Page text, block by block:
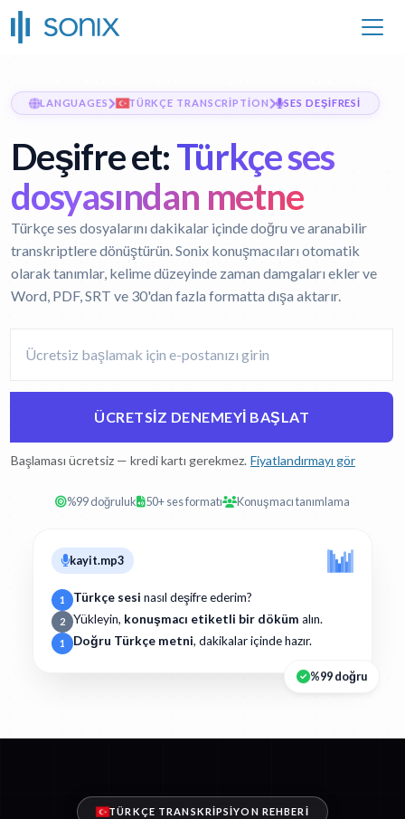
LANGUAGES TÜRKÇE TRANSCRIPTION SES DEŞIFRESI
Deşifre et:Türkçe ses
dosyasından metne
Türkçe ses dosyalarını dakikalar içinde doğru ve aranabilir
transkriptlere dönüştürün. Sonix konuşmacıları otomatik
olarak tanımlar, kelime düzeyinde zaman damgaları ekler ve
Word, PDF, SRT ve 30'dan fazla formatta dışa aktarır.
ÜCRETSIZ DENEMEYI BAŞLAT
Başlaması ücretsiz — kredi kartı gerekmez. Fiyatlandırmayı gör
%99 doğruluk 50+ ses formatı Konuşmacı tanımlama
kayit.mp3
1 Türkçe sesi nasıl deşifre ederim?
2 Yükleyin, konuşmacı etiketli bir döküm alın.
1 Doğru Türkçe metni, dakikalar içinde hazır.
%99 doğru
TÜRKÇE TRANSKRIPSIYON REHBERI